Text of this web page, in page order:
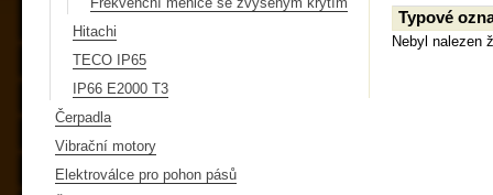
Hitachi
TECO IP65
IP66 E2000 T3
Čerpadla
Vibrační motory
Elektroválce pro pohon pásů
Typové
Nebyl nalezen